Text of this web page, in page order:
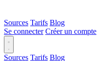
Sources Tarifs Blog
Se connecter Créer un compte
Sources Tarifs Blog